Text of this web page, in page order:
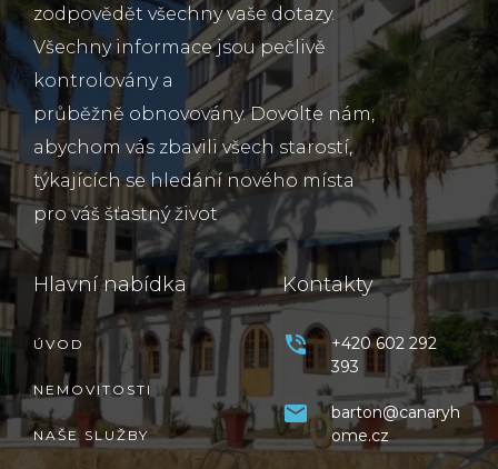
zodpovědět všechny vaše dotazy.
Všechny informace jsou pečlivě
kontrolovány a
průběžně obnovovány. Dovolte nám,
abychom vás zbavili všech starostí,
týkajících se hledání nového místa
pro váš šťastný život
Hlavní nabídka
ÚVOD
NEMOVITOSTI
NAŠE SLUŽBY
Kontakty
+420 602 292
393
barton@canaryh
ome.cz